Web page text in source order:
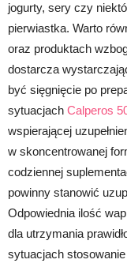
jogurty, sery czy
pierwiastka. Warto
oraz produktach
dostarcza
być sięgnięcie po
sytuacjach Calperos
wspierającej
w skoncentrowanej
codziennej
powinny stanowić
Odpowiednia ilość
dla utrzymania
sytuacjach